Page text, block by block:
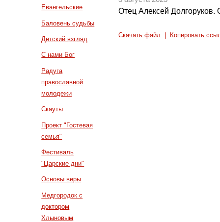
Евангельские
Баловень судьбы
Детский взгляд
С нами Бог
Радуга
православной
молодежи
Скауты
Проект "Гостевая
семья"
Фестиваль
"Царские дни"
Основы веры
Медгородок с
доктором
Хлыновым
Отец Алексей Долгоруков.
Скачать файл Копировать